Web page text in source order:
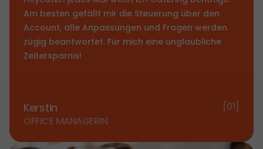
Am besten gefällt mir die Steuerung über den
Account, alle Anpassungen und Fragen werden
zügig beantwortet. Für mich eine unglaubliche
Zeitersparnis!
Kerstin
OFFICE MANAGERIN
[01]